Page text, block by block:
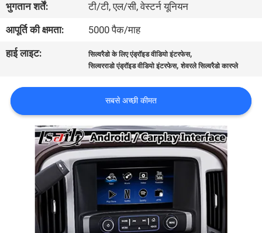
संपर्क
करें
मामलों
SITEMAP
PRIVACY
POLICY
भुगतान शर्तें:
टी/टी, एल/सी, वेस्टर्न यूनियन
आपूर्ति की क्षमता:
5000 पैक/माह
हाई लाइट:
सिल्वरैडो के लिए एंड्रॉइड वीडियो इंटरफेस,
सिल्वरराडो एंड्रॉइड वीडियो इंटरफेस,शेवरले सिल्वरैडो कारप्ले
सबसे अच्छी कीमत